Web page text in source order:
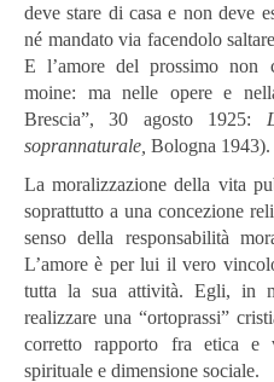
deve stare di casa e non deve
né mandato via facendolo
E l’amore del prossimo non
moine: ma nelle opere e
Brescia”, 30 agosto 1925:
soprannaturale, Bologna 1943).
La moralizzazione della vita
soprattutto a una concezione
senso della responsabilità
L’amore è per lui il vero
tutta la sua attività. Egli, in
realizzare una “ortoprassi”
corretto rapporto fra etica e
spirituale e dimensione sociale.